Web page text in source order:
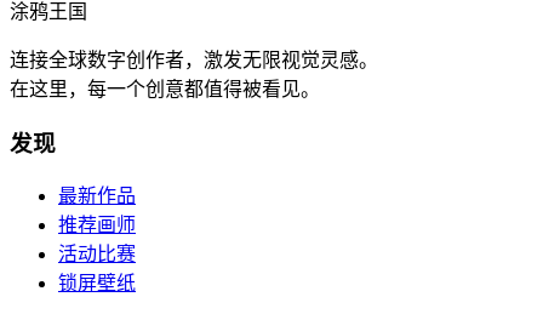
涂鸦王国
连接全球数字创作者，激发无限视觉灵感。
在这里，每一个创意都值得被看见。
发现
最新作品
推荐画师
活动比赛
锁屏壁纸